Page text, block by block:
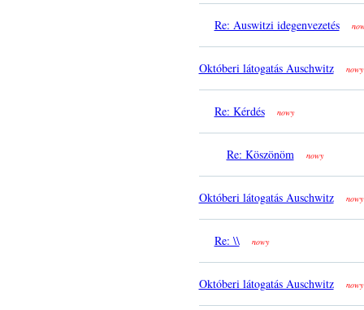
Re: Auswitzi idegenvezetés
Októberi látogatás Auschwitz nowy
Re: Kérdés nowy
Re: Köszönöm nowy
Októberi látogatás Auschwitz nowy
Re: \\ nowy
Októberi látogatás Auschwitz nowy